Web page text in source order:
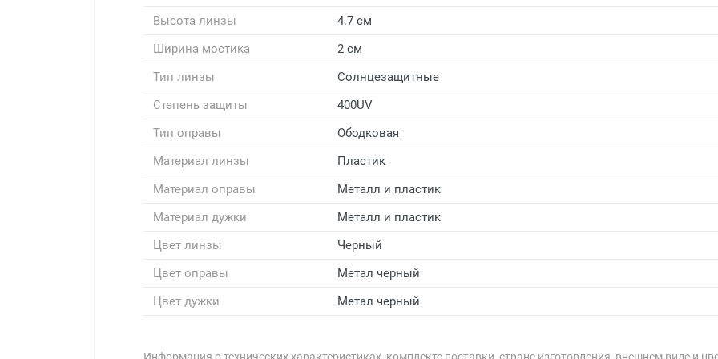
Высота линзы
4.7 см
Ширина мостика
2 см
Тип линзы
Солнцезащитные
Степень защиты
400UV
Тип оправы
Ободковая
Материал линзы
Пластик
Материал оправы
Металл и пластик
Материал дужки
Металл и пластик
Цвет линзы
Черный
Цвет оправы
Метал черный
Цвет дужки
Метал черный
Информация о технических характеристиках, комплекте поставки, стране изготовления, внешнем виде и